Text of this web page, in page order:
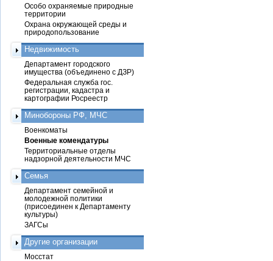
Особо охраняемые природные
территории
Охрана окружающей среды и
природопользование
Недвижимость
Департамент городского
имущества (объединено с ДЗР)
Федеральная служба гос.
регистрации, кадастра и
картографии Росреестр
Минобороны РФ, МЧС
Военкоматы
Военные комендатуры
Территориальные отделы
надзорной деятельности МЧС
Семья
Департамент семейной и
молодежной политики
(присоединен к Департаменту
культуры)
ЗАГСы
Другие организации
Мосстат